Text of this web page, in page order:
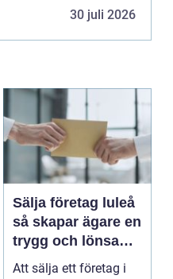
De är specialister
30 juli 2026
Sälja företag luleå
så skapar ägare en
trygg och lönsam
affär
Att sälja ett företag i